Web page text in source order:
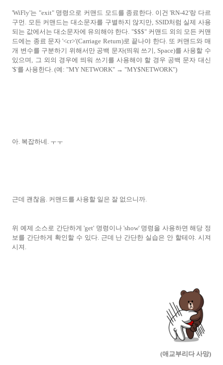
'WiFly'는 "exit" 명령으로 커맨드 모드를 종료한다. 이건 'RN-42'랑 다르
구먼. 모든 커맨드는 대소문자를 구별하지 않지만, SSID처럼 실제 사용
되는 값에서는 대소문자에 유의해야 한다. "$$$" 커맨드 외의 모든 커맨
드에는 종료 문자 '<cr>'(Carriage Return)로 끝나야 한다. 또 커맨드와 매
개 변수를 구분하기 위해서만 공백 문자(띄워 쓰기, Space)를 사용할 수
있으며, 그 외의 경우에 띄워 쓰기를 사용해야 할 경우 공백 문자 대신
'$'를 사용한다. (예: "MY NETWORK" → "MY$NETWORK")
아. 복잡하네. ㅜㅜ
근데 괜찮음. 커맨드를 사용할 일은 잘 없으니까.
위 예제 소스로 간단하게 'get' 명령이나 'show' 명령을 사용하면 해당 정
보를 간단하게 확인할 수 있다. 근데 난 간단한 실습은 안 할테야. 시져
시져.
(애교부리다 사망)